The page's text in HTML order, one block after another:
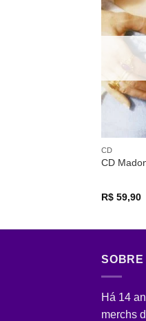
CD
CD
R$59,90
SOBRE
Há 14
merchs